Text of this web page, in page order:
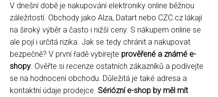
V dnešní době je nakupování elektroniky online běžnou
záležitostí. Obchody jako Alza, Datart nebo CZC.cz lákají
na široký výběr a často i nižší ceny. S nákupem online se
ale pojí i určitá rizika. Jak se tedy chránit a nakupovat
bezpečně? V první řadě vybírejte prověřené a známé e-
shopy . Ověřte si recenze ostatních zákazníků a podívejte
se na hodnocení obchodu. Důležitá je také adresa a
kontaktní údaje prodejce. Sériózní e-shop by měl mít